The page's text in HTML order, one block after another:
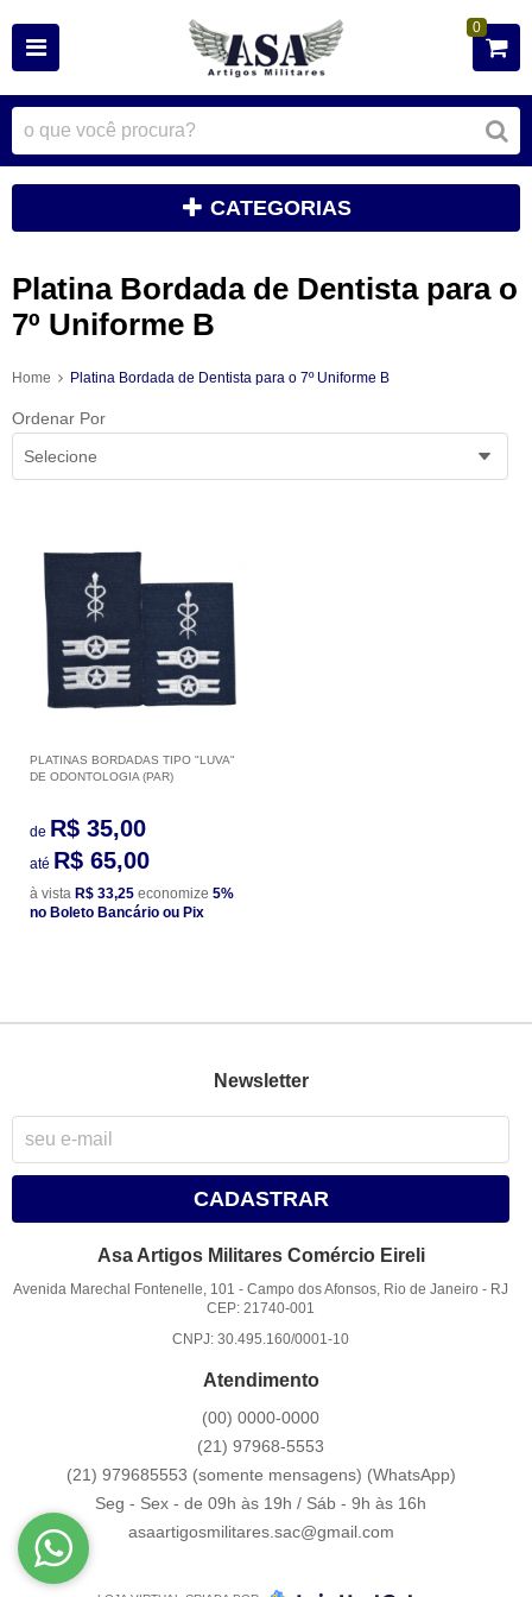
0
CATEGORIAS
Platina Bordada de Dentista para o
7º Uniforme B
Home Platina Bordada de Dentista para o 7º Uniforme B
Ordenar Por
Selecione
PLATINAS BORDADAS TIPO "LUVA"
DE ODONTOLOGIA (PAR)
de R$ 35,00
até R$ 65,00
à vista R$ 33,25 economize 5%
no Boleto Bancário ou Pix
Newsletter
CADASTRAR
Asa Artigos Militares Comércio Eireli
Avenida Marechal Fontenelle, 101 -Campo dos Afonsos, Rio de Janeiro - RJ
CEP: 21740-001
CNPJ: 30.495.160/0001-10
Atendimento
(00) 0000-0000
(21) 97968-5553
(21) 979685553 (somente mensagens) (WhatsApp)
Seg - Sex - de 09h às 19h / Sáb - 9h às 16h
asaartigosmilitares.sac@gmail.com